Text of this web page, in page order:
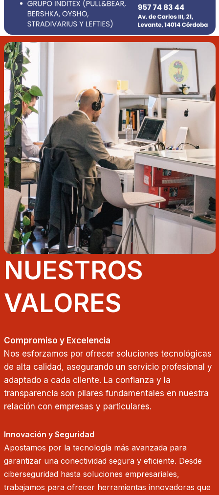
NUESTROS
VALORES
Compromiso y Excelencia
Nos esforzamos por ofrecer soluciones tecnológicas
de alta calidad, asegurando un servicio profesional y
adaptado a cada cliente. La confianza y la
transparencia son pilares fundamentales en nuestra
relación con empresas y particulares.
Innovación y Seguridad
Apostamos por la tecnología más avanzada para
garantizar una conectividad segura y eficiente. Desde
ciberseguridad hasta soluciones empresariales,
trabajamos para ofrecer herramientas innovadoras que